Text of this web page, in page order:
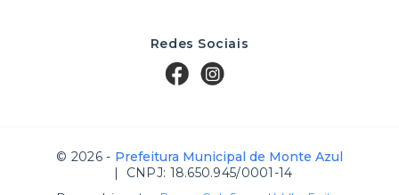
Redes Sociais
© 2026 - Prefeitura Municipal de Monte Azul
| CNPJ: 18.650.945/0001-14